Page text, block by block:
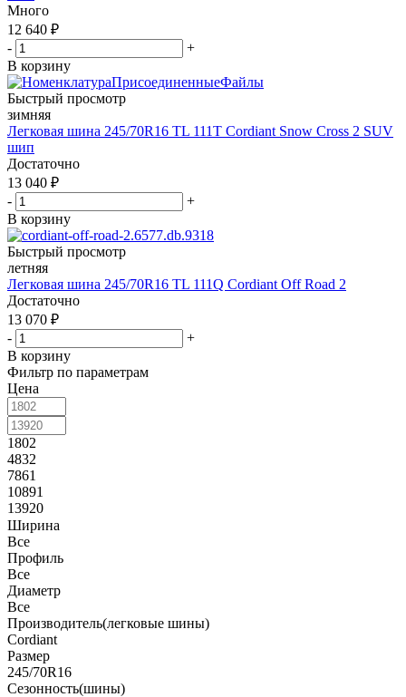
Много
12 640 ₽
-
+
В корзину
Быстрый просмотр
зимняя
Легковая шина 245/70R16 TL 111T Cordiant Snow Cross 2 SUV
шип
Достаточно
13 040 ₽
-
+
В корзину
Быстрый просмотр
летняя
Легковая шина 245/70R16 TL 111Q Cordiant Off Road 2
Достаточно
13 070 ₽
-
+
В корзину
Фильтр по параметрам
Цена
1802
4832
7861
10891
13920
Ширина
Все
Профиль
Все
Диаметр
Все
Производитель(легковые шины)
Cordiant
Размер
245/70R16
Сезонность(шины)